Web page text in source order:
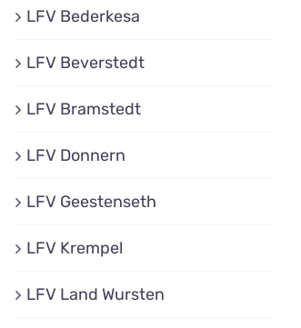
7. April 2026
LFV Bederkesa
LFV Beverstedt
LFV Bramstedt
LFV Donnern
LFV Geestenseth
LFV Krempel
LFV Land Wursten